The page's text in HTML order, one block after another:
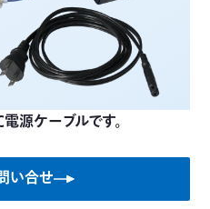
ケーブルです。
い合せ